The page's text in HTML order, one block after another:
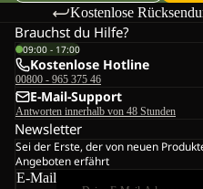
Kostenlose
Brauchst du Hilfe?
09:00 - 17:00
Kostenlose Hotline
00800 - 965 375 46
E-Mail-Support
Antworten innerhalb von 48 Stunden
Newsletter
Sei der Erste, der von neuen
Angeboten erfährt
E-Mail